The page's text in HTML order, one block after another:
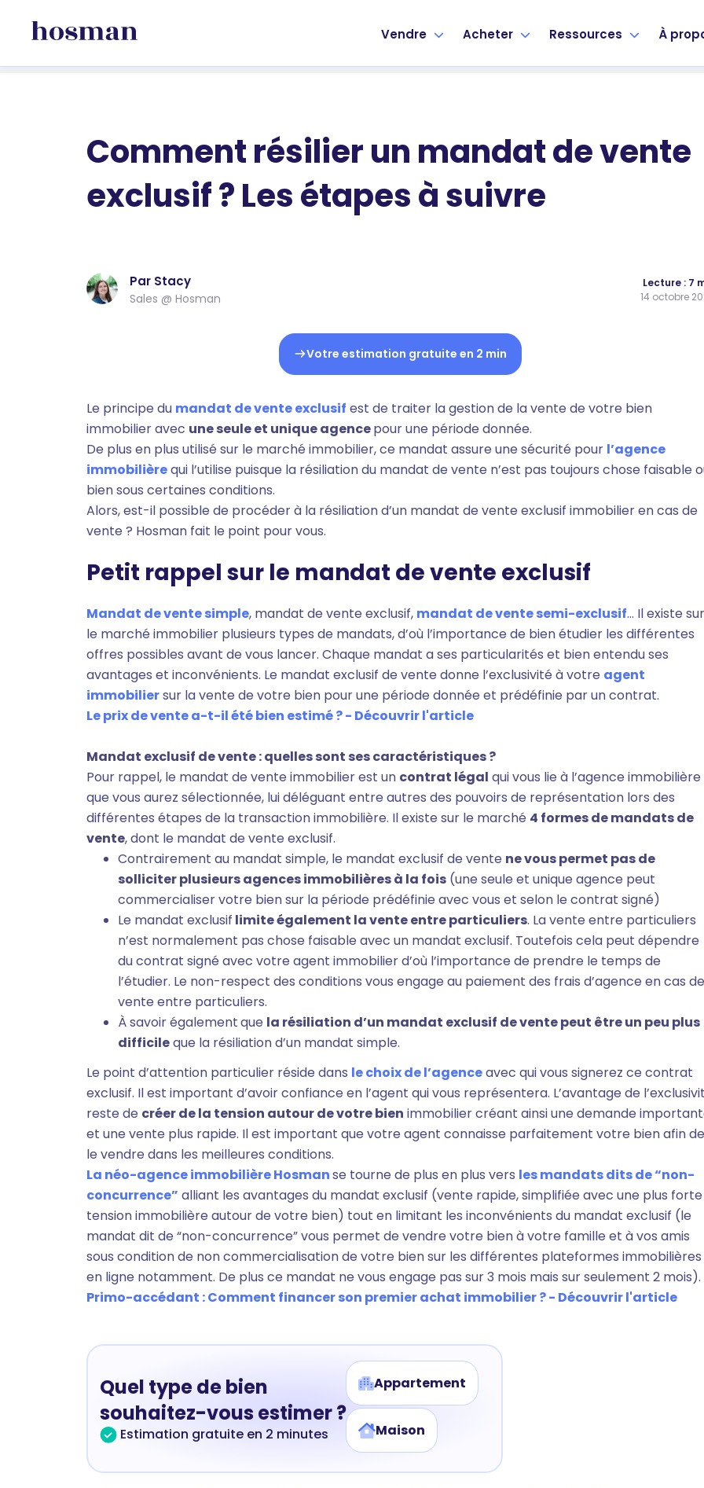
Vendre Acheter Ressources À
Comment résilier un mandat de vente
exclusif ? Les étapes à suivre
Par Stacy
Sales @ Hosman
Lecture : 7
14 octobre
Votre estimation gratuite en 2 min
Le principe du mandat de vente exclusif est de traiter la gestion de la vente de votre bien
immobilier avec une seule et unique agencepour une période donnée.
De plus en plus utilisé sur le marché immobilier, ce mandat assure une sécurité pour l’agence
immobilièrequi l’utilise puisque la résiliation du mandat de vente n’est pas toujours chose faisable
bien sous certaines conditions.
Alors, est-il possible de procéder à la résiliation d’un mandat de vente exclusif immobilier en cas de
vente ? Hosman fait le point pour vous.
Petit rappel sur le mandat de vente exclusif
Mandat de vente simple, mandat de vente exclusif, mandat de vente semi-exclusif… Il existe sur
le marché immobilier plusieurs types de mandats, d’où l’importance de bien étudier les différentes
offres possibles avant de vous lancer. Chaque mandat a ses particularités et bien entendu ses
avantages et inconvénients. Le mandat exclusif de vente donne l’exclusivité à votre agent
immobiliersur la vente de votre bien pour une période donnée et prédéfinie par un contrat.
Le prix de vente a-t-il été bien estimé ? - Découvrir l'article
Mandat exclusif de vente : quelles sont ses caractéristiques ?
Pour rappel, le mandat de vente immobilier est un contrat légal qui vous lie à l’agence immobilière
que vous aurez sélectionnée, lui déléguant entre autres des pouvoirs de représentation lors des
différentes étapes de la transaction immobilière. Il existe sur le marché 4 formes de mandats de
vente, dont le mandat de vente exclusif.
Contrairement au mandat simple, le mandat exclusif de vente ne vous permet pas de
solliciter plusieurs agences immobilières à la fois(une seule et unique agence peut
commercialiser votre bien sur la période prédéfinie avec vous et selon le contrat signé)
Le mandat exclusif limite également la vente entre particuliers. La vente entre particuliers
n’est normalement pas chose faisable avec un mandat exclusif. Toutefois cela peut dépendre
du contrat signé avec votre agent immobilier d’où l’importance de prendre le temps de
l’étudier. Le non-respect des conditions vous engage au paiement des frais d’agence en cas de
vente entre particuliers.
À savoir égalementque la résiliation d’un mandat exclusif de vente peut être un peu plus
difficileque la résiliation d’un mandat simple.
Le point d’attention particulier réside dans le choix de l’agenceavec qui vous signerez ce contrat
exclusif. Il est important d’avoir confiance en l’agent qui vous représentera. L’avantage de
reste de créer de la tension autour de votre bien immobilier créant ainsi une demande
et une vente plus rapide. Il est important que votre agent connaisse parfaitement votre bien afin de
le vendre dans les meilleures conditions.
La néo-agence immobilière Hosmanse tourne de plus en plus vers les mandats dits de “non-
concurrence” alliant les avantages du mandat exclusif (vente rapide, simplifiée avec une plus forte
tension immobilière autour de votre bien) tout en limitant les inconvénients du mandat exclusif (le
mandat dit de “non-concurrence” vous permet de vendre votre bien à votre famille et à vos amis
sous condition de non commercialisation de votre bien sur les différentes plateformes immobilières
en ligne notamment. De plus ce mandat ne vous engage pas sur 3 mois mais sur seulement 2 mois).
Primo-accédant : Comment financer son premier achat immobilier ? - Découvrir l'article
Quel type de bien
souhaitez-vous estimer ?
Estimation gratuite en 2 minutes
Appartement
Maison